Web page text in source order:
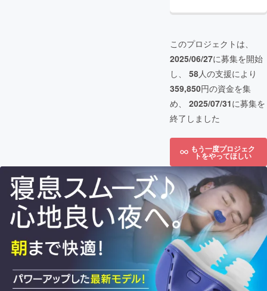
このプロジェクトは、
2025/06/27に募集を開始
し、 58人の支援により
359,850円の資金を集
め、 2025/07/31に募集を
終了しました
もう一度プロジェク
トをやってほしい